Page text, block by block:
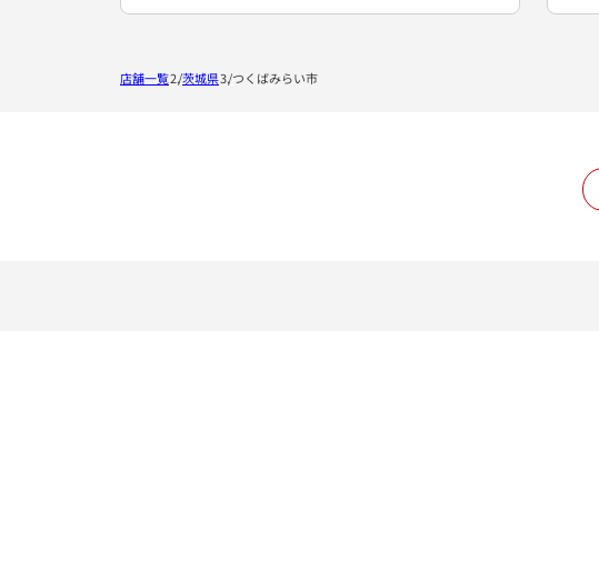
店舗一覧 茨城県 つくばみらい市